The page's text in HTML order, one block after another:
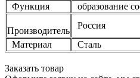
Функция
образование
Производитель
Россия
Материал
Сталь
Заказать товар